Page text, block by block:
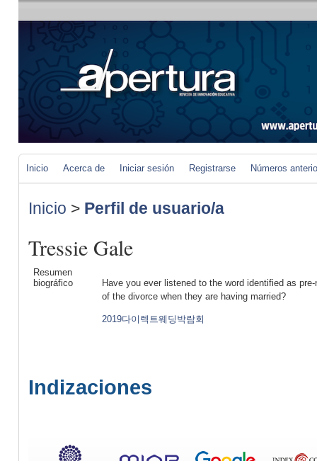
Inicio Acerca de Iniciar sesión Registrarse Números
Inicio > Perfil de usuario/a
Tressie Gale
Resumen
biográfico
Have you ever listened to the word identified as
of the divorce when they are having married?
2019다이렉트웨딩박람회
Indizaciones